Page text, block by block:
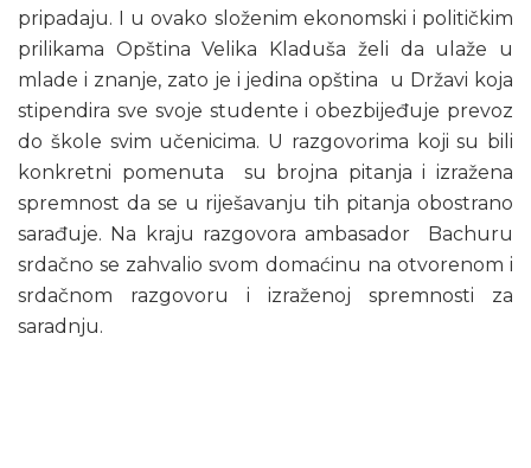
pripadaju. I u ovako složenim ekonomski i političkim
prilikama Opština Velika Kladuša želi da ulaže u
mlade i znanje, zato je i jedina opština u Državi koja
stipendira sve svoje studente i obezbijeđuje prevoz
do škole svim učenicima. U razgovorima koji su bili
konkretni pomenuta su brojna pitanja i izražena
spremnost da se u riješavanju tih pitanja obostrano
sarađuje. Na kraju razgovora ambasador Bachuru
srdačno se zahvalio svom domaćinu na otvorenom i
srdačnom razgovoru i izraženoj spremnosti za
saradnju.